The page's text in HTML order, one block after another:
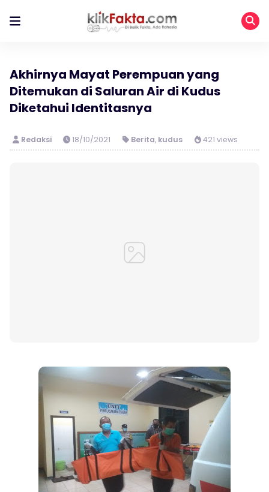
Akhirnya Mayat Perempuan yang
Ditemukan di Saluran Air di Kudus
Diketahui Identitasnya
Redaksi 18/10/2021 Berita, kudus 421 views